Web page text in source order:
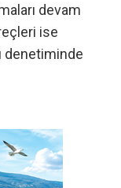
devam
ise
denetiminde